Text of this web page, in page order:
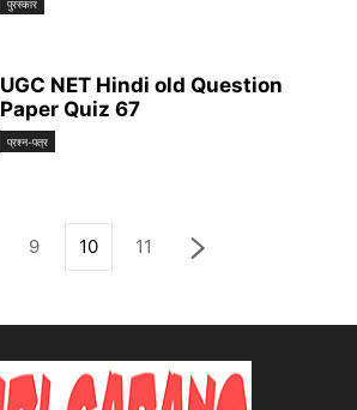
पुरस्कार
UGC NET Hindi old Question
Paper Quiz 67
प्रश्न-पत्र
9 10 11